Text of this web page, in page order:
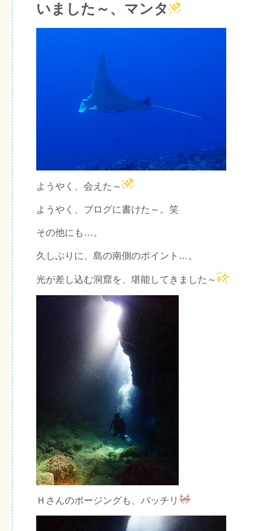
いました～、マンタ
ようやく、会えた～
ようやく、ブログに書けた～。笑
その他にも…。
久しぶりに、島の南側のポイント…。
光が差し込む洞窟を、堪能してきました～
Ｈさんのポージングも、バッチリ